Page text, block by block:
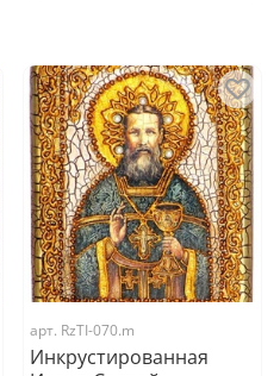
арт. RzTI-070.m
Инкрустированная